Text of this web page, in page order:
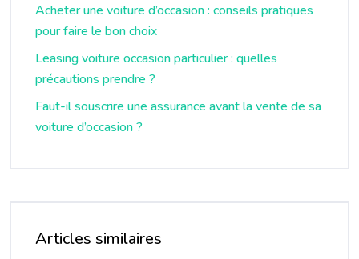
Acheter une voiture d’occasion : conseils pratiques
pour faire le bon choix
Leasing voiture occasion particulier : quelles
précautions prendre ?
Faut-il souscrire une assurance avant la vente de sa
voiture d’occasion ?
Articles similaires